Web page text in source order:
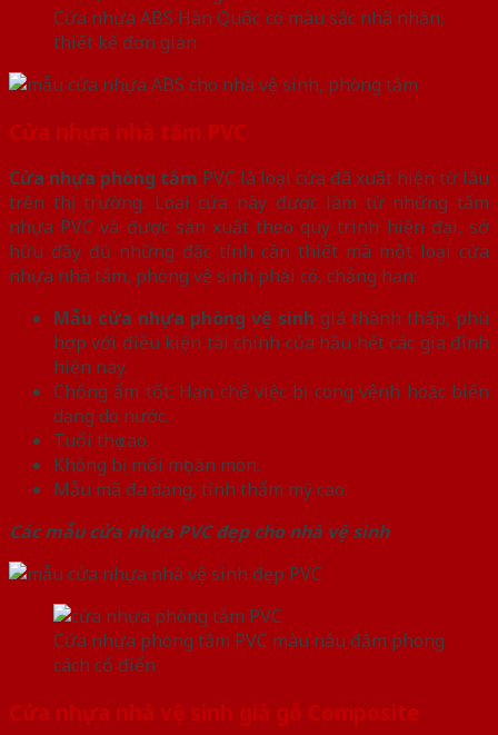
Cửa nhựa ABS Hàn Quốc có màu sắc nhã nhặn,
thiết kế đơn giản
Cửa nhựa nhà tắm PVC
Cửa nhựa phòng tắm PVC là loại cửa đã xuất hiện từ lâu
trên thị trường. Loại cửa này được làm từ những tấm
nhựa PVC và được sản xuất theo quy trình hiện đại, sở
hữu đầy đủ những đặc tính cần thiết mà một loại cửa
nhựa nhà tắm, phòng vệ sinh phải có, chẳng hạn:
Mẫu cửa nhựa phòng vệ sinh giá thành thấp, phù
hợp với điều kiện tài chính của hầu hết các gia đình
hiện nay.
Chống ẩm tốt: Hạn chế việc bị cong vệnh hoặc biến
dạng do nước.
Tuổi thọ cao.
Không bị mối mọt ăn mòn.
Mẫu mã đa dạng, tính thẩm mỹ cao.
Các mẫu cửa nhựa PVC đẹp cho nhà vệ sinh
Cửa nhựa phòng tắm PVC màu nâu đậm phong
cách cổ điển
Cửa nhựa nhà vệ sinh giả gỗ Composite